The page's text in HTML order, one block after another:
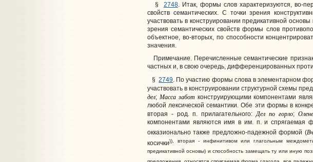
§ 2748. Итак, формы слов характеризуются, во-
свойств семантических. С точки зрения
участвовать в конструировании предикативной
зрения семантических свойств формы слов
объектное, во-вторых, по способности
значения.
Примечание. Перечисленные семантические
частных и, в свою очередь, дифференцированных
§2749. По участию формы слова в элементарном
участвовать в конструировании структурной схемы
дел; Масса забот конструирующими компонентами
любой лексической семантики. Обе эти формы в
вторая - род. п. прилагательного:Дел по горло;
компонентами являются имя в им. п. и спрягаемая
окказионально также предложно-падежной формой (
косички)), вторая - инфинитивом или глагольным
предикативной основы) и способность замещать ту или иную